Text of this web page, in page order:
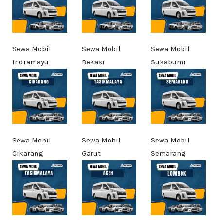
Sewa Mobil
Indramayu
Sewa Mobil
Bekasi
Sewa Mobil
Sukabumi
Sewa Mobil
Cikarang
Sewa Mobil
Garut
Sewa Mobil
Semarang